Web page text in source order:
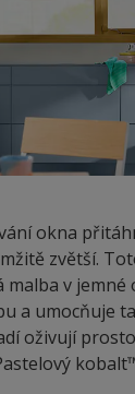
okna
zvětší.
v jemné
a umocňuje
oživují